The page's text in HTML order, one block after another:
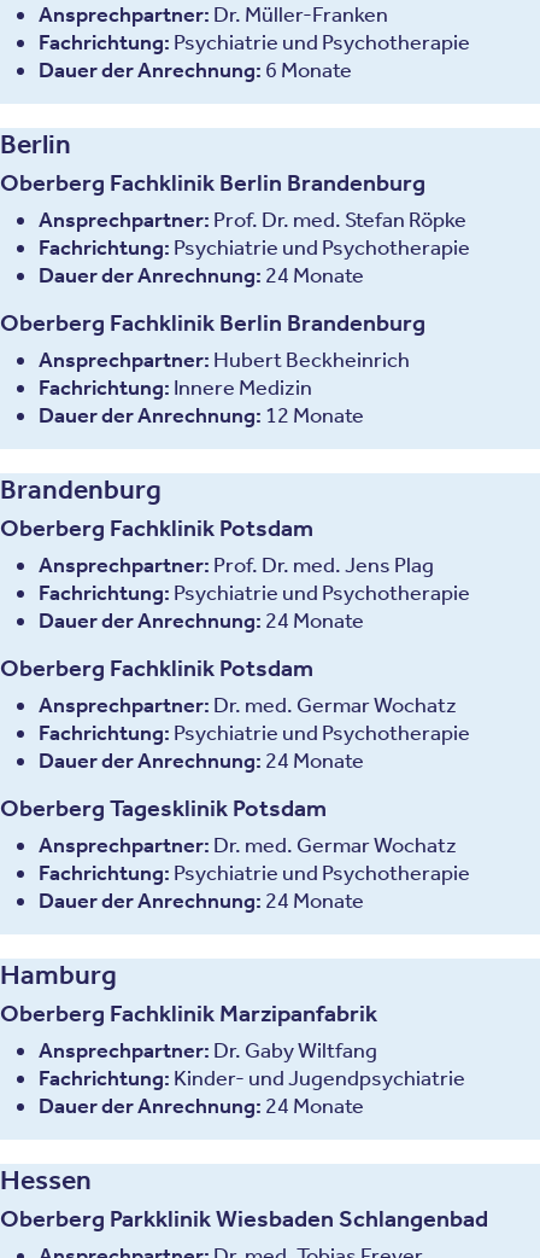
Ansprechpartner: Dr. Müller-Franken
Fachrichtung: Psychiatrie und Psychotherapie
Dauer der Anrechnung: 6 Monate
Berlin
Oberberg Fachklinik Berlin Brandenburg
Ansprechpartner: Prof. Dr. med. Stefan Röpke
Fachrichtung: Psychiatrie und Psychotherapie
Dauer der Anrechnung: 24 Monate
Oberberg Fachklinik Berlin Brandenburg
Ansprechpartner: Hubert Beckheinrich
Fachrichtung: Innere Medizin
Dauer der Anrechnung: 12 Monate
Brandenburg
Oberberg Fachklinik Potsdam
Ansprechpartner: Prof. Dr. med. Jens Plag
Fachrichtung: Psychiatrie und Psychotherapie
Dauer der Anrechnung: 24 Monate
Oberberg Fachklinik Potsdam
Ansprechpartner: Dr. med. Germar Wochatz
Fachrichtung: Psychiatrie und Psychotherapie
Dauer der Anrechnung: 24 Monate
Oberberg Tagesklinik Potsdam
Ansprechpartner: Dr. med. Germar Wochatz
Fachrichtung: Psychiatrie und Psychotherapie
Dauer der Anrechnung: 24 Monate
Hamburg
Oberberg Fachklinik Marzipanfabrik
Ansprechpartner: Dr. Gaby Wiltfang
Fachrichtung: Kinder- und Jugendpsychiatrie
Dauer der Anrechnung: 24 Monate
Hessen
Oberberg Parkklinik Wiesbaden Schlangenbad